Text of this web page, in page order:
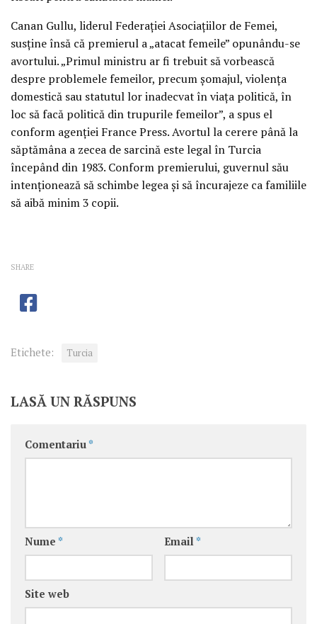
Canan Gullu, liderul Federaţiei Asociaţiilor de Femei,
susţine însă că premierul a „atacat femeile” opunându-se
avortului. „Primul ministru ar fi trebuit să vorbească
despre problemele femeilor, precum şomajul, violenţa
domestică sau statutul lor inadecvat în viaţa politică, în
loc să facă politică din trupurile femeilor”, a spus el
conform agenţiei France Press. Avortul la cerere până la
săptămâna a zecea de sarcină este legal în Turcia
începând din 1983. Conform premierului, guvernul său
intenţionează să schimbe legea şi să încurajeze ca familiile
să aibă minim 3 copii.
SHARE
Etichete: Turcia
LASĂ UN RĂSPUNS
Comentariu *
Nume * Email *
Site web